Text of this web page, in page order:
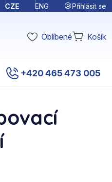
CZE ENG Přihlásit se
Oblíbené Košík
+420 465 473 005